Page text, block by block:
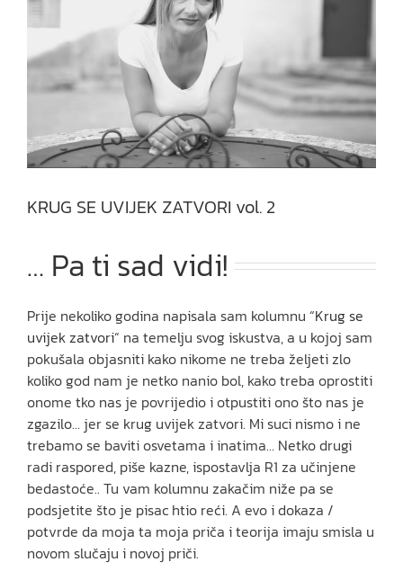
KRUG SE UVIJEK ZATVORI vol. 2
… Pa ti sad vidi!
Prije nekoliko godina napisala sam kolumnu “Krug se
uvijek zatvori“ na temelju svog iskustva, a u kojoj sam
pokušala objasniti kako nikome ne treba željeti zlo
koliko god nam je netko nanio bol, kako treba oprostiti
onome tko nas je povrijedio i otpustiti ono što nas je
zgazilo… jer se krug uvijek zatvori. Mi suci nismo i ne
trebamo se baviti osvetama i inatima… Netko drugi
radi raspored, piše kazne, ispostavlja R1 za učinjene
bedastoće.. Tu vam kolumnu zakačim niže pa se
podsjetite što je pisac htio reći. A evo i dokaza /
potvrde da moja ta moja priča i teorija imaju smisla u
novom slučaju i novoj priči.